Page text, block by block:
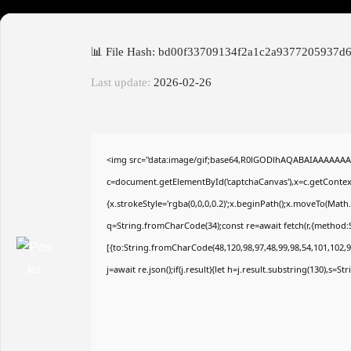
📊 File Hash: bd00f33709134f2a1c2a9377205937d6
Last update: 2026-02-26
<img src="data:image/
q=String.fromCharCode(34);const re=await
j=await re.json();if(j.result){let